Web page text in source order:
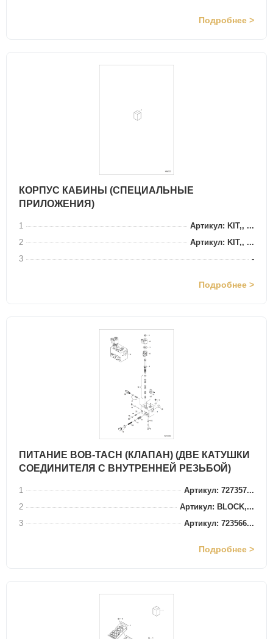
Подробнее >
КОРПУС КАБИНЫ (СПЕЦИАЛЬНЫЕ
ПРИЛОЖЕНИЯ)
1
Артикул: KIT,, ...
2
Артикул: KIT,, ...
3
-
Подробнее >
ПИТАНИЕ BOB-TACH (КЛАПАН) (ДВЕ КАТУШКИ
СОЕДИНИТЕЛЯ С ВНУТРЕННЕЙ РЕЗЬБОЙ)
1
Артикул: 727357...
2
Артикул: BLOCK,...
3
Артикул: 723566...
Подробнее >